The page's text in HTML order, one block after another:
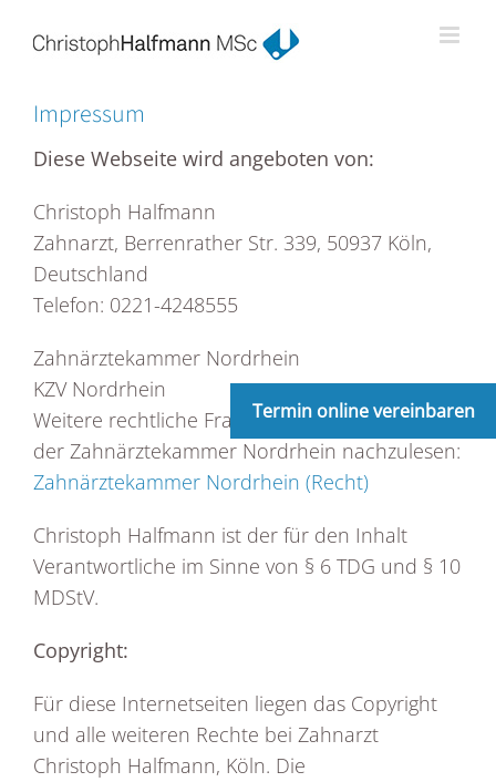
Inhalt
Impressum
Diese Webseite wird angeboten von:
Christoph Halfmann
Zahnarzt, Berrenrather Str. 339, 50937 Köln,
Deutschland
Telefon: 0221-4248555
Zahnärztekammer Nordrhein
KZV Nordrhein
Weitere rechtliche Fragen sind auf der Seite
der Zahnärztekammer Nordrhein nachzulesen:
Zahnärztekammer Nordrhein (Recht)
Christoph Halfmann ist der für den Inhalt
Verantwortliche im Sinne von § 6 TDG und § 10
MDStV.
Copyright:
Für diese Internetseiten liegen das Copyright
und alle weiteren Rechte bei Zahnarzt
Christoph Halfmann, Köln. Die
Termin online vereinbaren